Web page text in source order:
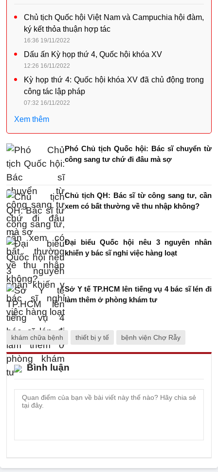
Chủ tịch Quốc hội Việt Nam và Campuchia hội đàm,
ký kết thỏa thuận hợp tác
16:36 19/11/2022
Dấu ấn Kỳ họp thứ 4, Quốc hội khóa XV
12:26 16/11/2022
Kỳ họp thứ 4: Quốc hội khóa XV đã chủ động trong
công tác lập pháp
07:32 16/11/2022
Xem thêm
Phó Chủ tịch Quốc hội: Bác sĩ chuyển từ
công sang tư chứ đi đâu mà sợ
Chủ tịch QH: Bác sĩ từ công sang tư, cần
xem có bất thường về thu nhập không?
Đại biểu Quốc hội nêu 3 nguyên nhân
khiến y bác sĩ nghỉ việc hàng loạt
Sở Y tế TP.HCM lên tiếng vụ 4 bác sĩ lén đi
làm thêm ở phòng khám tư
khám chữa bệnh thiết bị y tế bệnh viện Chợ Rẫy
Bình luận